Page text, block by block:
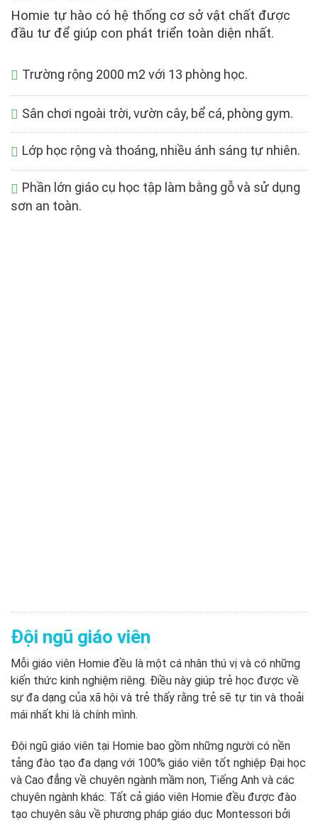
Homie tự hào có hệ thống cơ sở vật chất được
đầu tư để giúp con phát triển toàn diện nhất.
Trường rộng 2000 m2 với 13 phòng học.
Sân chơi ngoài trời, vườn cây, bể cá, phòng gym.
Lớp học rộng và thoáng, nhiều ánh sáng tự nhiên.
Phần lớn giáo cụ học tập làm bằng gỗ và sử dụng
sơn an toàn.
Đội ngũ giáo viên
Mỗi giáo viên Homie đều là một cá nhân thú vị và có những
kiến thức kinh nghiệm riêng. Điều này giúp trẻ học được về
sự đa dạng của xã hội và trẻ thấy rằng trẻ sẽ tự tin và thoải
mái nhất khi là chính mình.
Đội ngũ giáo viên tại Homie bao gồm những người có nền
tảng đào tạo đa dạng với 100% giáo viên tốt nghiệp Đại học
và Cao đẳng về chuyên ngành mầm non, Tiếng Anh và các
chuyên ngành khác. Tất cả giáo viên Homie đều được đào
tạo chuyên sâu về phương pháp giáo dục Montessori bởi